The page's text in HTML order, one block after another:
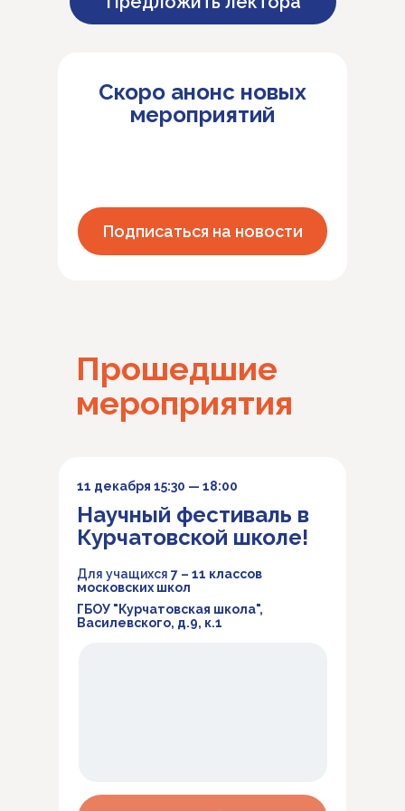
Скоро анонс новых
мероприятий
Подписаться на новости
Прошедшие
мероприятия
11 декабря 15:30 — 18:00
Научный фестиваль в
Курчатовской школе!
Для учащихся 7 – 11 классов
московских школ
ГБОУ "Курчатовская школа",
Василевского, д.9, к.1